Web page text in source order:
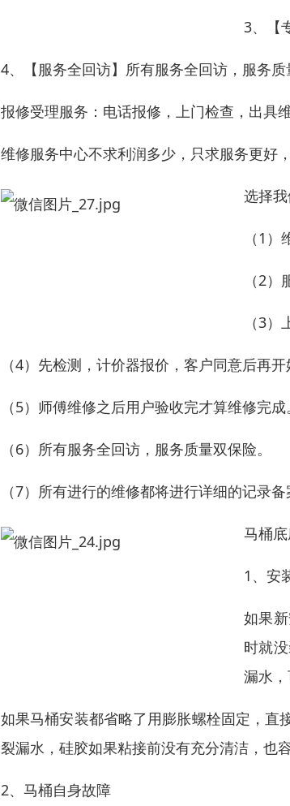
3、【
4、【服务全回访】所有服务全回访，服务质
报修受理服务：电话报修，上门检查，出具
维修服务中心不求利润多少，只求服务更好
选择我
（1
（2
（3
（4）先检测，计价器报价，客户同意后再开
（5）师傅维修之后用户验收完才算维修完成。
（6）所有服务全回访，服务质量双保险。
（7）所有进行的维修都将进行详细的记录
马桶
1、安
如果
时就
漏水，
如果马桶安装都省略了用膨胀螺栓固定，直
裂漏水，硅胶如果粘接前没有充分清洁，也
2、马桶自身故障